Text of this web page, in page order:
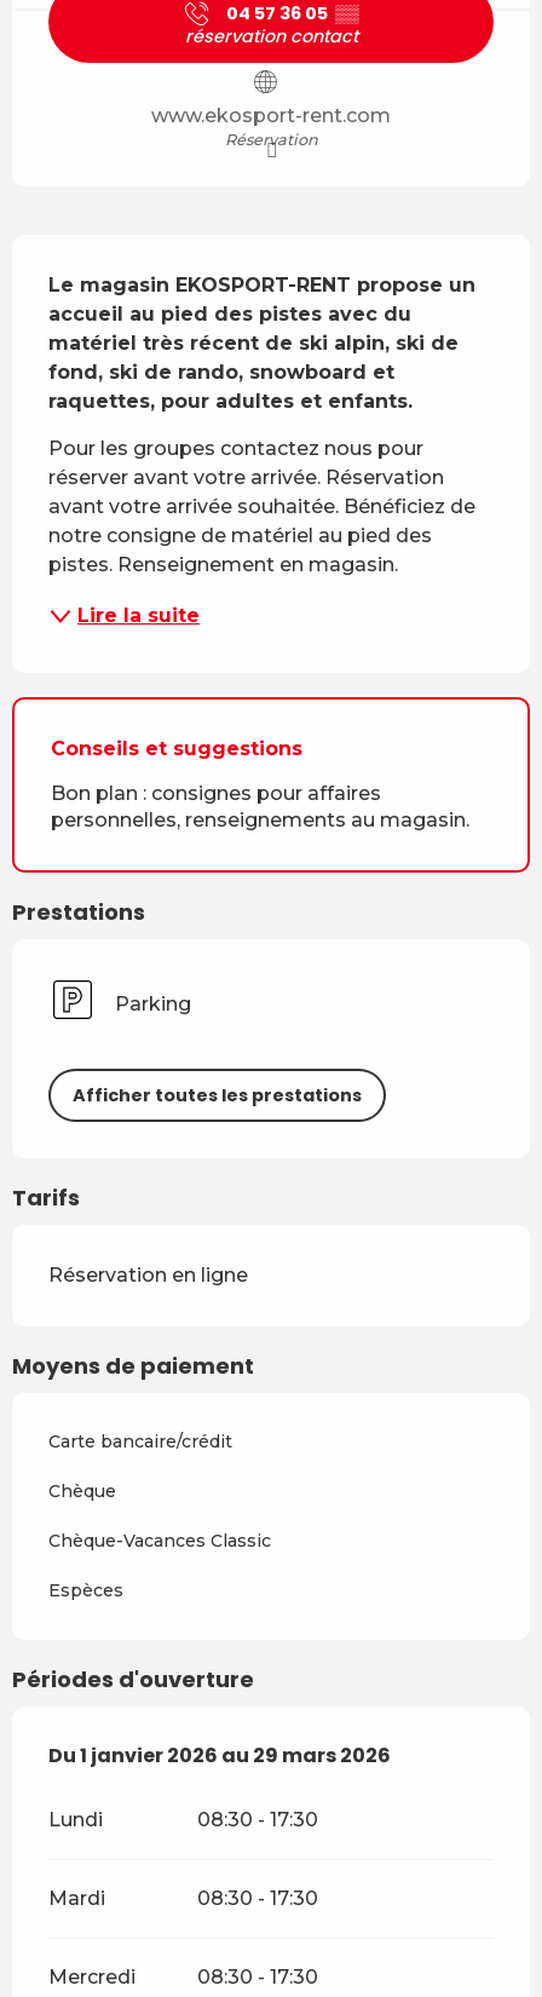
04 57 36 05 ▒▒
réservation contact
www.ekosport-rent.com
Réservation
Le magasin EKOSPORT-RENT propose un
accueil au pied des pistes avec du
matériel très récent de ski alpin, ski de
fond, ski de rando, snowboard et
raquettes, pour adultes et enfants.
Pour les groupes contactez nous pour
réserver avant votre arrivée. Réservation
avant votre arrivée souhaitée. Bénéficiez de
notre consigne de matériel au pied des
pistes. Renseignement en magasin.
Lire la suite
Conseils et suggestions
Bon plan : consignes pour affaires
personnelles, renseignements au magasin.
Prestations
Parking
Afficher toutes les prestations
Tarifs
Réservation en ligne
Moyens de paiement
Carte bancaire/crédit
Chèque
Chèque-Vacances Classic
Espèces
Périodes d'ouverture
Du1 janvier 2026 au 29 mars 2026
Du1 janvier 2026 au 29 mars 2026
Lundi 08:30 - 17:30
Mardi 08:30 - 17:30
Mercredi 08:30 - 17:30